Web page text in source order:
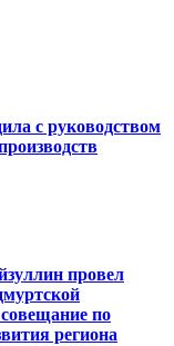
с руководством
провел
по
региона